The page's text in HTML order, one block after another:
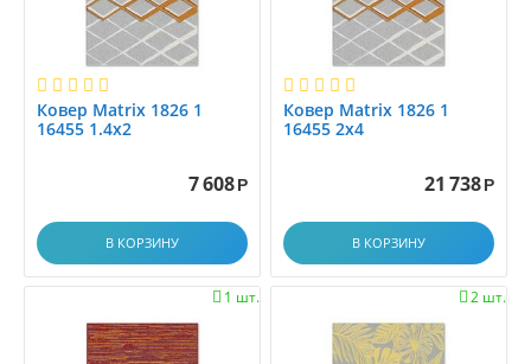
1.2x1.5
1.2x1.7
1.2x1.8
1.2x2.0
1.2x2.15
1.2x2.8
1.2x3.5
1.2x4.0
1.2x4.5
Ковер Matrix 1826 1
16455 1.4x2
7 608 Р
В КОРЗИНУ
Ковер Matrix 1826 1
16455 2x4
21 738 Р
В КОРЗИНУ
1 шт.
 2 шт.
